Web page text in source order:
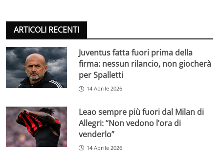
ARTICOLI RECENTI
Juventus fatta fuori prima della
firma: nessun rilancio, non giocherà
per Spalletti
14 Aprile 2026
Leao sempre più fuori dal Milan di
Allegri: “Non vedono l’ora di
venderlo”
14 Aprile 2026